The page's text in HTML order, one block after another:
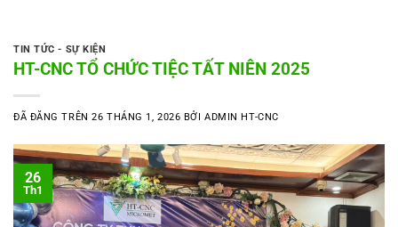
TIN TỨC - SỰ KIỆN
HT-CNC TỔ CHỨC TIỆC TẤT NIÊN 2025
ĐÃ ĐĂNG TRÊN26 THÁNG 1, 2026 BỞIADMIN HT-CNC
26
Th1